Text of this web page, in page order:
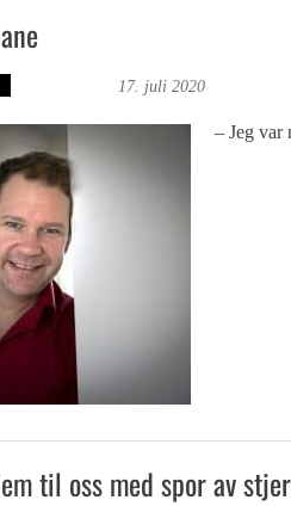
17. juli 2020
– Jeg var
til oss med spor av